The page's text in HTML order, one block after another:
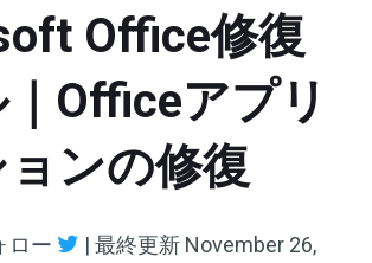
Office修復
Officeアプリ
ンの修復
ロー | 最終更新 November 26,